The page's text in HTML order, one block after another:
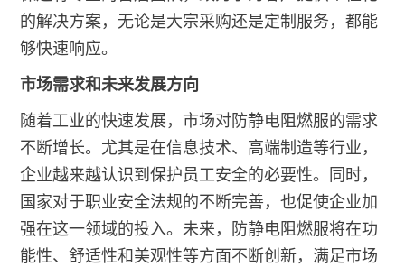
的解决方案，无论是大宗采购还是定制服务，都能
够快速响应。
市场需求和未来发展方向
随着工业的快速发展，市场对防静电阻燃服的需求
不断增长。尤其是在信息技术、高端制造等行业，
企业越来越认识到保护员工安全的必要性。同时，
国家对于职业安全法规的不断完善，也促使企业加
强在这一领域的投入。未来，防静电阻燃服将在功
能性、舒适性和美观性等方面不断创新，满足市场